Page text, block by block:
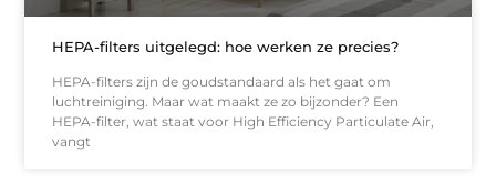
HEPA-filters uitgelegd: hoe werken ze precies?
HEPA-filters zijn de goudstandaard als het gaat om
luchtreiniging. Maar wat maakt ze zo bijzonder? Een
HEPA-filter, wat staat voor High Efficiency Particulate Air,
vangt